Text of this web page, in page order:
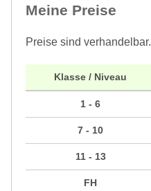
Meine Preise
Preise sind verhandelbar.
Klasse / Niveau
1 - 6
7 - 10
11 - 13
FH